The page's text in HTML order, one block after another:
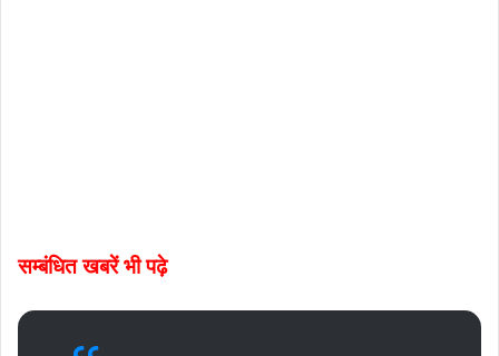
सम्बंधित खबरें भी पढ़े